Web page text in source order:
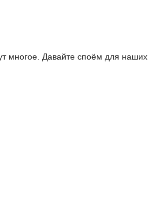
многое. Давайте споём для наших